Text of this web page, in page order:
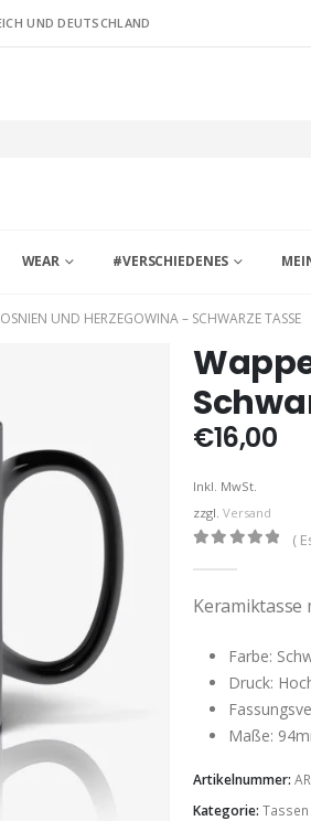
UND DEUTSCHLAND
WEAR #VERSCHIEDENES
UND HERZEGOWINA – SCHWARZE TASSE
€16,00
Inkl. MwSt.
zzgl. Versand
(
Keramiktasse
Farbe:
Druck:
Maße:
Artikelnummer:
Kategorie: Tassen